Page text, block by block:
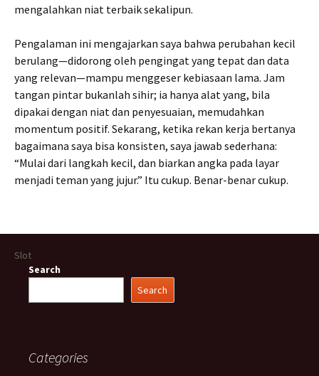
mengalahkan niat terbaik sekalipun.
Pengalaman ini mengajarkan saya bahwa perubahan kecil
berulang—didorong oleh pengingat yang tepat dan data
yang relevan—mampu menggeser kebiasaan lama. Jam
tangan pintar bukanlah sihir; ia hanya alat yang, bila
dipakai dengan niat dan penyesuaian, memudahkan
momentum positif. Sekarang, ketika rekan kerja bertanya
bagaimana saya bisa konsisten, saya jawab sederhana:
“Mulai dari langkah kecil, dan biarkan angka pada layar
menjadi teman yang jujur.” Itu cukup. Benar-benar cukup.
Search
Search
Categories
Slot